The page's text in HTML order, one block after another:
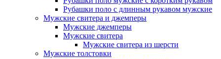
Рубашки поло с длинным рукавом мужские
Мужские свитера и джемперы
Мужские джемперы
Мужские свитера
Мужские свитера из шерсти
Мужские толстовки